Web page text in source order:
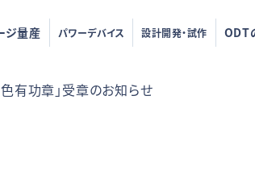
ジ量産 パワーデバイス 設計開発・試作 ODT
有功章」受章のお知らせ